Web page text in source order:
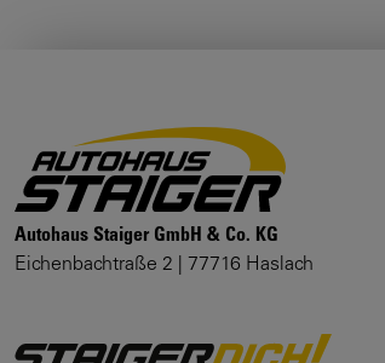
Autohaus Staiger GmbH & Co. KG
Eichenbachtraße 2 | 77716 Haslach